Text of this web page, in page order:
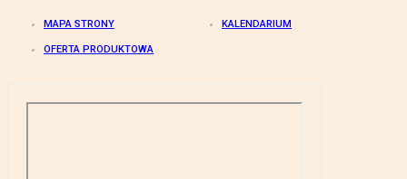
MAPA STRONY KALENDARIUM
OFERTA PRODUKTOWA